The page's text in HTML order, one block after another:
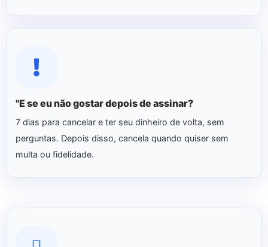
"E se eu não gostar depois de assinar?
7 dias para cancelar e ter seu dinheiro de volta, sem
perguntas. Depois disso, cancela quando quiser sem
multa ou fidelidade.